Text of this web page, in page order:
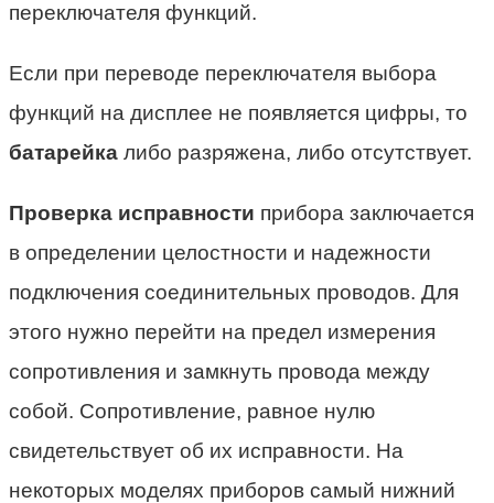
переключателя функций.
Если при переводе переключателя выбора
функций на дисплее не появляется цифры, то
батарейка либо разряжена, либо отсутствует.
Проверка исправности прибора заключается
в определении целостности и надежности
подключения соединительных проводов. Для
этого нужно перейти на предел измерения
сопротивления и замкнуть провода между
собой. Сопротивление, равное нулю
свидетельствует об их исправности. На
некоторых моделях приборов самый нижний